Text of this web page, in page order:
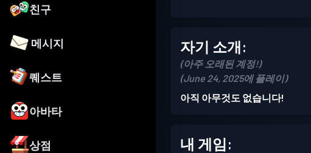
친구
메시지
퀘스트
아바타
상점
자기 소개:
(아주 오래된 계정!)
(June 24, 2025에 플레이)
아직 아무것도 없습니다!
내 게임: